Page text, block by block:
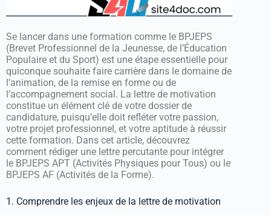
Se lancer dans une formation comme le BPJEPS
(Brevet Professionnel de la Jeunesse, de l’Éducation
Populaire et du Sport) est une étape essentielle pour
quiconque souhaite faire carrière dans le domaine de
l’animation, de la remise en forme ou de
l’accompagnement social. La lettre de motivation
constitue un élément clé de votre dossier de
candidature, puisqu’elle doit refléter votre passion,
votre projet professionnel, et votre aptitude à réussir
cette formation. Dans cet article, découvrez
comment rédiger une lettre percutante pour intégrer
le BPJEPS APT (Activités Physiques pour Tous) ou le
BPJEPS AF (Activités de la Forme).
1. Comprendre les enjeux de la lettre de motivation